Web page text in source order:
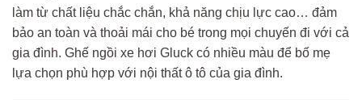
làm từ chất liệu chắc chắn, khả năng chịu lực cao… đảm
bảo an toàn và thoải mái cho bé trong mọi chuyến đi với cả
gia đình. Ghế ngồi xe hơi Gluck có nhiều màu để bố mẹ
lựa chọn phù hợp với nội thất ô tô của gia đình.